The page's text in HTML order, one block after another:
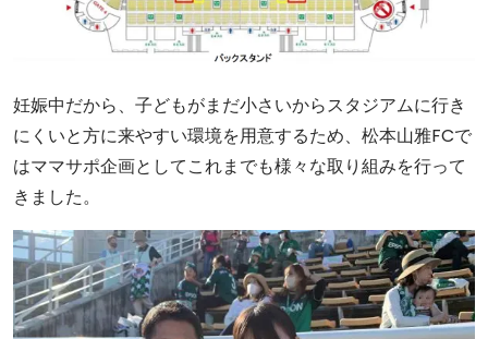
妊娠中だから、子どもがまだ小さいからスタジアムに行き
にくいと方に来やすい環境を用意するため、松本山雅FCで
はママサポ企画としてこれまでも様々な取り組みを行って
きました。